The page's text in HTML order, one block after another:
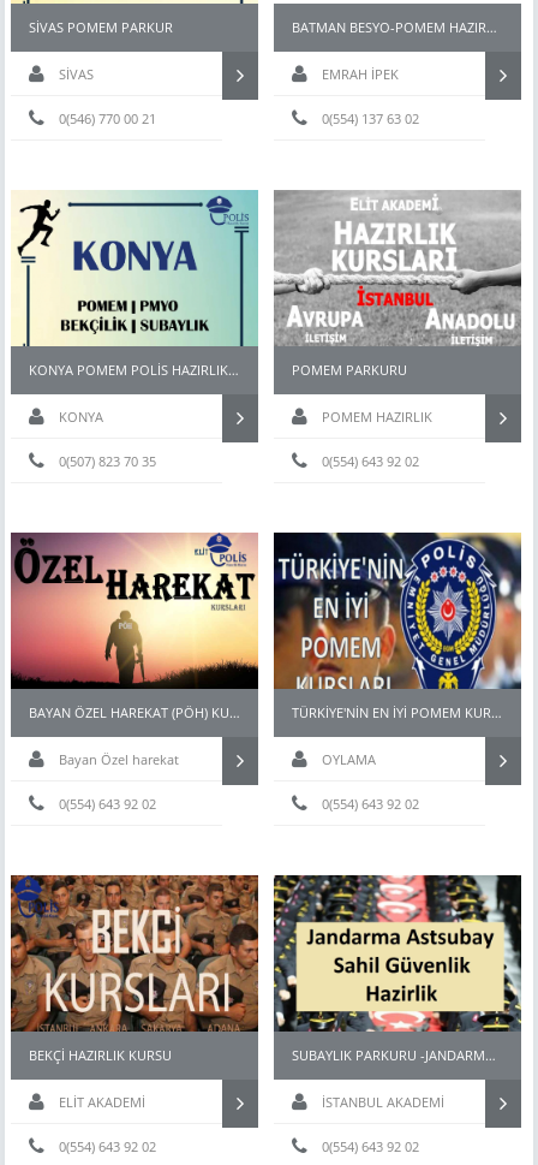
SİVAS POMEM PARKUR
SİVAS
0(546) 770 00 21
BATMAN BESYO-POMEM HAZIRLIK KURSU
EMRAH İPEK
0(554) 137 63 02
KONYA POMEM POLİS HAZIRLIK KURSU
KONYA
0(507) 823 70 35
POMEM PARKURU
POMEM HAZIRLIK
0(554) 643 92 02
BAYAN ÖZEL HAREKAT (PÖH) KURSLARI
Bayan Özel harekat
kursu0(554) 643 92 02
TÜRKİYE'NİN EN İYİ POMEM KURSLARI
OYLAMA
0(554) 643 92 02
BEKÇİ HAZIRLIK KURSU
ELİT AKADEMİ
0(554) 643 92 02
SUBAYLIK PARKURU -JANDARMA ASTSUBAY-MSÜ FİZİKİ YETERLİLİK PARKURU
İSTANBUL AKADEMİ
0(554) 643 92 02